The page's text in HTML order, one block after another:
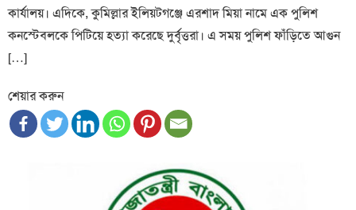
কার্যালয়। এদিকে, কুমিল্লার ইলিয়টগঞ্জে এরশাদ মিয়া নামে এক পুলিশ
কনস্টেবলকে পিটিয়ে হত্যা করেছে দুর্বৃত্তরা। এ সময় পুলিশ ফাঁড়িতে আগুন
[…]
শেয়ার করুন